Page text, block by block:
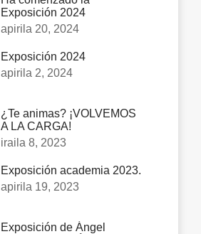
Exposición 2024
apirila 20, 2024
Exposición 2024
apirila 2, 2024
¿Te animas? ¡VOLVEMOS
A LA CARGA!
iraila 8, 2023
Exposición academia 2023.
apirila 19, 2023
Exposición de Ángel